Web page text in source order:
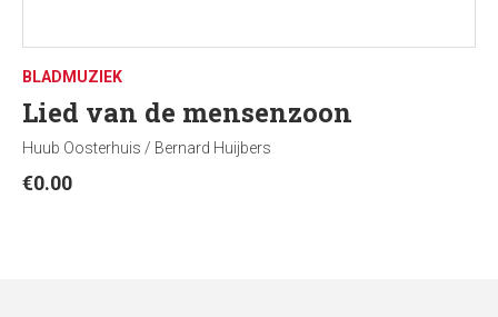
BLADMUZIEK
Lied van de mensenzoon
Huub Oosterhuis / Bernard Huijbers
€0.00